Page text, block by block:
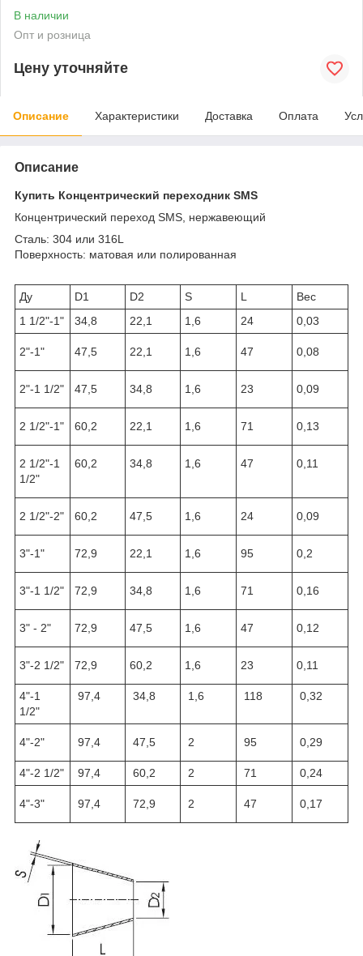
В наличии
Опт и розница
Цену уточняйте
Описание Характеристики Доставка Оплата
Описание
Купить Концентрический переходник SMS
Концентрический переход SMS, нержавеющий
Сталь: 304 или 316L
Поверхность: матовая или полированная
Ду D1 D2 S L
Вес
1 1/2"-1"
34,8 22,1 1,6 24 0,03
2"-1" 47,5 22,1 1,6 47 0,08
2"-1 1/2" 47,5 34,8 1,6 23 0,09
2 1/2"-1" 60,2 22,1 1,6 71 0,13
2 1/2"-1
1/2"
60,2 34,8 1,6 47 0,11
2 1/2"-2" 60,2 47,5 1,6 24 0,09
3"-1" 72,9 22,1 1,6 95 0,2
3"-1 1/2" 72,9 34,8 1,6 71 0,16
3" - 2" 72,9 47,5 1,6 47 0,12
3"-2 1/2" 72,9 60,2 1,6 23 0,11
4"-1
1/2"
97,4 34,8 1,6 118 0,32
4"-2" 97,4 47,5 2 95 0,29
4"-2 1/2" 97,4 60,2 2 71 0,24
4"-3" 97,4 72,9 2 47 0,17